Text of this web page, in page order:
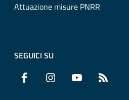
Attuazione misure PNRR
SEGUICI SU
Facebook Instagram YouTube